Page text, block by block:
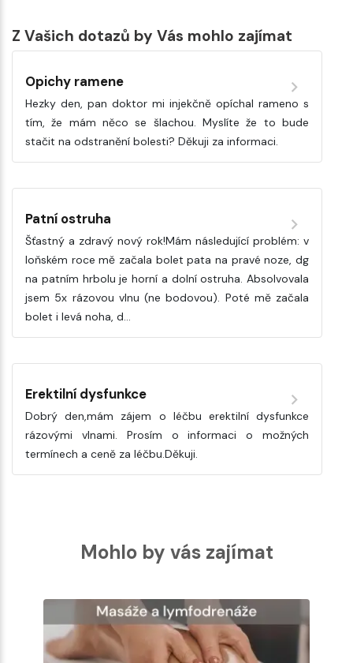
Z Vašich dotazů by Vás mohlo zajímat
Opichy ramene
Hezky den, pan doktor mi injekčně opíchal rameno s
tím, že mám něco se šlachou. Myslíte že to bude
stačit na odstranění bolesti? Děkuji za informaci.
Patní ostruha
Šťastný a zdravý nový rok!Mám následující problém: v
loňském roce mě začala bolet pata na pravé noze, dg
na patním hrbolu je horní a dolní ostruha. Absolvovala
jsem 5x rázovou vlnu (ne bodovou). Poté mě začala
bolet i levá noha, d…
Erektilní dysfunkce
Dobrý den,mám zájem o léčbu erektilní dysfunkce
rázovými vlnami. Prosím o informaci o možných
termínech a ceně za léčbu.Děkuji.
Mohlo by vás zajímat